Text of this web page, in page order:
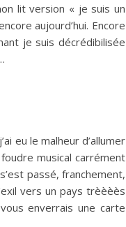
lit version « je suis un
aujourd’hui. Encore
je suis décrédibilisée
j’ai eu le malheur d’allumer
musical carrément
passé, franchement,
vers un pays trèèèès
enverrais une carte